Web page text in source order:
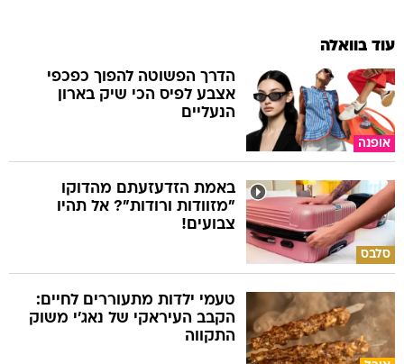
עוד בוואלה
אופנה
הדרך הפשוטה להפוך כפכפי
אצבע לפיס הכי שיק בארון
הנעליים
סלבס
באמת הזדעזעתם מהדוקו
"מזוודות ורודות"? אל תהיו
צבועים!
טעמי ילדות מתעוררים לחיים:
הקבב העיראקי של נאג׳י משוק
התקווה